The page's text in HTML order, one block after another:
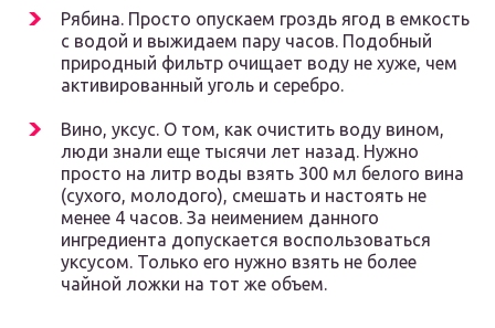
Рябина. Просто опускаем гроздь ягод в емкость
с водой и выжидаем пару часов. Подобный
природный фильтр очищает воду не хуже, чем
активированный уголь и серебро.
Вино, уксус. О том, как очистить воду вином,
люди знали еще тысячи лет назад. Нужно
просто на литр воды взять 300 мл белого вина
(сухого, молодого), смешать и настоять не
менее 4 часов. За неимением данного
ингредиента допускается воспользоваться
уксусом. Только его нужно взять не более
чайной ложки на тот же объем.